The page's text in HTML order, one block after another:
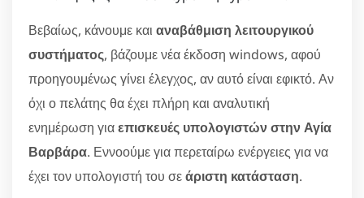
Βεβαίως, κάνουμε και αναβάθμιση λειτουργικού
συστήματος, βάζουμε νέα έκδοση windows, αφού
προηγουμένως γίνει έλεγχος, αν αυτό είναι εφικτό. Αν
όχι ο πελάτης θα έχει πλήρη και αναλυτική
ενημέρωση γιαεπισκευές υπολογιστών στην Αγία
Βαρβάρα. Εννοούμε για περεταίρω ενέργειες για να
έχει τον υπολογιστή του σεάριστη κατάσταση.